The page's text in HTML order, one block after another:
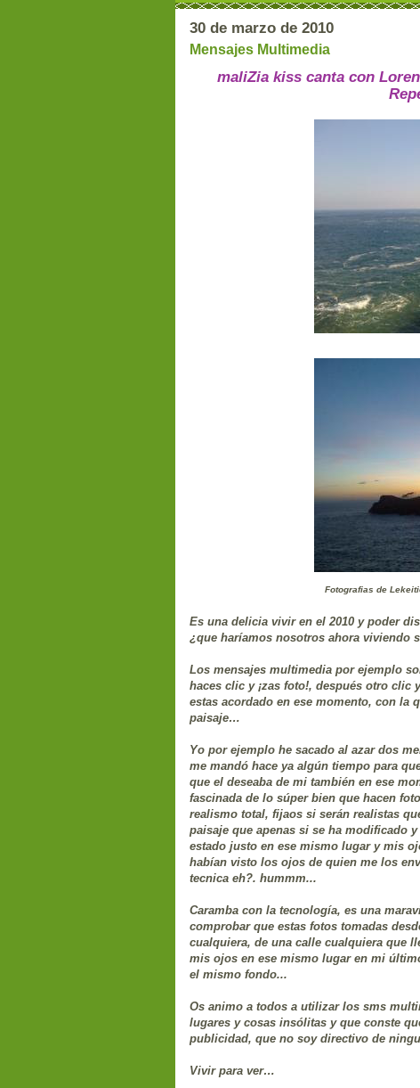
30 de marzo de 2010
Mensajes Multimedia
maliZia kiss canta con
Fotografias de
Es una delicia vivir en el 2010 y poder
¿que haríamos nosotros ahora viviendo
Los mensajes multimedia por ejemplo
haces clic y ¡zas foto!, después otro clic
estas acordado en ese momento, con
paisaje…
Yo por ejemplo he sacado al azar dos
me mandó hace ya algún tiempo para
que el deseaba de mi también en ese
fascinada de lo súper bien que hacen
realismo total, fijaos si serán realistas
paisaje que apenas si se ha modificado
estado justo en ese mismo lugar y mis
habían visto los ojos de quien me los
tecnica eh?. hummm...
Caramba con la tecnología, es una
comprobar que estas fotos tomadas
cualquiera, de una calle cualquiera que
mis ojos en ese mismo lugar en mi
el mismo fondo...
Os animo a todos a utilizar los sms
lugares y cosas insólitas y que conste
publicidad, que no soy directivo de
Vivir para ver…